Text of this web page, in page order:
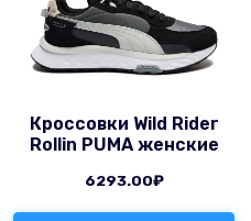
Кроссовки Wild Rider
Rollin PUMA женские
6293.00₽